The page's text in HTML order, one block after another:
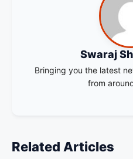
Swaraj
Bringing you the latest
from
Related Articles